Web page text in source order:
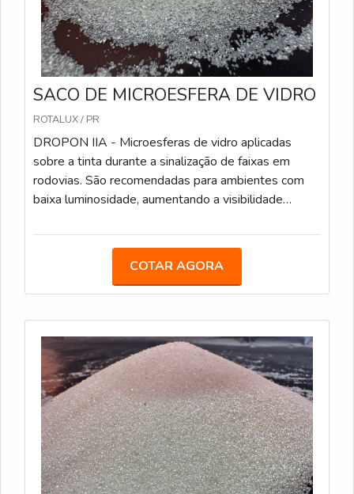
kg; Conformidade: Atende às especificações da
Norma ABNT NBR 16184:2021.
SACO DE MICROESFERA DE VIDRO
ROTALUX / PR
DROPON IIA - Microesferas de vidro aplicadas
sobre a tinta durante a sinalização de faixas em
rodovias. São recomendadas para ambientes com
baixa luminosidade, aumentando a visibilidade
Aplicação: Aspersão, durante o processo de pintura;
especificações da Norma ABNT NBR 16184:2021.
DROPON IIC - Este tipo de microesfera é ideal para
Oferecem alta retroreflexão e são resistentes ao
desgaste. Caracteristicas Técnicas: Similar ao Tipo II-
A, com microesferas um pouco maiores; Sacos de
25 kg; Conformidade: Atende às especificações da
Norma ABNT NBR 16184:2021. PREMIX IB -
Microesferas pré-misturadas com a tinta durante o
processo de fabricação, garantindo uniformidade na
aplicação. São recomendadas para sinalizações que
precisam de alta durabilidade e visibilidade.
COTAR AGORA